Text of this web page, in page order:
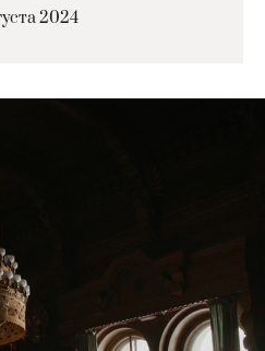
2024